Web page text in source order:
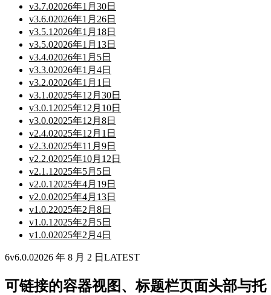
v3.7.02026年1月30日
v3.6.02026年1月26日
v3.5.1 2026年1月18日
v3.5.02026年1月13日
v3.4.02026年1月5日
v3.3.02026年1月4日
v3.2.02026年1月1日
v3.1.02025年12月30日
v3.0.1 2025年12月10日
v3.0.02025年12月8日
v2.4.02025年12月1日
v2.3.02025年11月9日
v2.2.02025年10月12日
v2.1.1 2025年5月5日
v2.0.1 2025年4月19日
v2.0.02025年4月13日
v1.0.22025年2月8日
v1.0.1 2025年2月5日
v1.0.02025年2月4日
6v6.0.02026 年 8 月 2 日 LATEST
可链接的容器视图、标题栏页面头部与托